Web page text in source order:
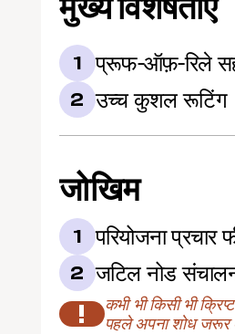
मुख्य विशेषताएँ
1 प्रूफ-ऑफ़-रिले
2 उच्च कुशल रूटिंग
जोखिम
1 परियोजना प्रचार
2 जटिल नोड
!
कभी भी किसी भी
पहले अपना शोध